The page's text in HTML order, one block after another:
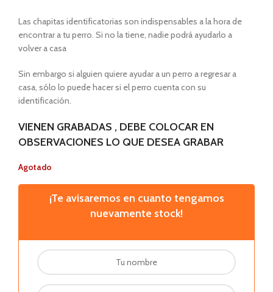
Las chapitas identificatorias son indispensables a la hora de
encontrar a tu perro. Si no la tiene, nadie podrá ayudarlo a
volver a casa
Sin embargo si alguien quiere ayudar a un perro a regresar a
casa, sólo lo puede hacer si el perro cuenta con su
identificación.
VIENEN GRABADAS , DEBE COLOCAR EN
OBSERVACIONES LO QUE DESEA GRABAR
Agotado
¡Te avisaremos en cuanto tengamos
nuevamente stock!